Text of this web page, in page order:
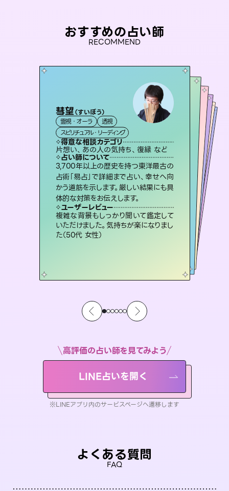
おすすめの占い師
RECOMMEND
彗望（すいぼう）
霊視・オーラ
透視
スピリチュアル・リーディング
得意な相談カテゴリ
片想い、あの人の気持ち、復縁 など
占い師について
3,700年以上の歴史を持つ東洋最古の
占術「易占」で詳細まで占い、幸せへ向
かう道筋を示します。厳しい結果にも具
体的な対策をお伝えします。
ユーザーレビュー
複雑な背景もしっかり聞いて鑑定して
いただけました。気持ちが楽になりまし
た（50代 女性）
セラピスト理恵
霊視・オーラ タロット
スピリチュアル・リーディング
得意な相談カテゴリ
片想い、二人の未来、年の差 など
占い師について
連絡再開、復縁、成就などの報告実績
多数。セラピストとして2万超の施術経
験があるからこそできる鑑定で、より良
い未来をサポートします。
ユーザーレビュー
とても心温まる鑑定でした。しかもこち
らは何も言っていないのに視えていらっ
しゃるんだなと驚きです（30代女性）
桃源珠羽 とうげんみう）
霊視・オーラ
スピリチュアル・リーディング
得意な相談カテゴリ
片想い、あの人の気持ち、復縁 など
占い師について
恋愛のお悩みの中でも特に「曖昧な関
係」の相談を得意としており、友達以上
恋人未満なお相手との今後や本音を丁
寧に読み解き恋愛成就へと導きます。
ユーザーレビュー
鑑定していただいてアドバイス通りに行
動すると仲が復活してきました。ありが
とうございました（40代 女性）
アイリス -iris-
西洋占星術
ルーン
得意な相談カテゴリ
恋愛総合、片想い、二人の未来 など
占い師について
復縁、恋愛、不倫の行方、同性愛や片思い、仕事関係や借金問題まで知りたいことや心の負担になっていることを紐解き、背中をそっと押して導きます。
ユーザーレビュー
安心感のあり、言い切ってくれる所や濁
さない鑑定のおかげで、毎回自分の気
持ちを整えられます（30代 男性）
おう 霊感オラクル
霊視・オーラ
オラクルカード
得意な相談カテゴリ
恋愛総合、あの人の気持ち など
占い師について
霊視×オラクルカードを使って「今」と
「未来」そして「気になるあの人の気持
ち」まで丁寧に読み解き、恋や人生のヒ
ントを優しく引き出します。
ユーザーレビュー
不安な気持ちが嘘みたいに晴れまし
た…！よく視えていらっしゃるんだなと
感じました（40代 女性）
未来視師＊花
霊視・オーラ 心理学
スピリチュアル・リーディング
得意な相談カテゴリ
出逢い、片想い、復縁 など
占い師について
未来には何パターンもの選択肢があり
ます。不安で視えにくくなっているあな
たの素敵な未来を見つけ、その未来を
選択できるようアドバイスします。
ユーザーレビュー
職場の人の性質や人間関係、本心など
本当によく視えていてびっくり。対策が
打てて前向きになれます（40代）
高評価の占い師を見てみよう
LINE占いを開く
※LINEアプリ内のサービスページへ遷移します
よくある質問
FAQ